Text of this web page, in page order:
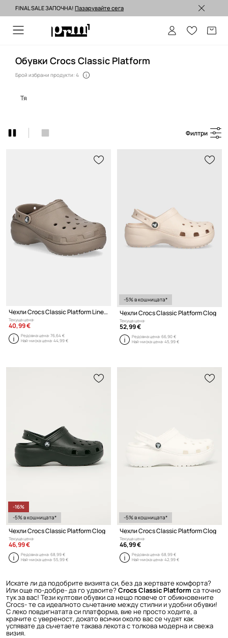
Изпращане до 24 часа >
FINAL SALE ЗАПОЧНА! Пазарувайте сега
Обувки Crocs Classic Platform
Брой избрани продукти: 4
тя
Филтри
Чехли Crocs Classic Platform Lined Clog
Текуща цена:
40,99 €
Редовна цена:76,64 €
Най-ниска цена:44,99 €
-5% в кошницата*
Чехли Crocs Classic Platform Clog
Текуща цена:
52,99 €
Редовна цена:66,90 €
Най-ниска цена:45,99 €
-16%
-5% в кошницата*
Чехли Crocs Classic Platform Clog
Текуща цена:
46,99 €
Редовна цена:68,99 €
Най-ниска цена:55,99 €
-5% в кошницата*
Чехли Crocs Classic Platform Clog
Текуща цена:
46,99 €
Редовна цена:68,99 €
Най-ниска цена:42,99 €
Искате ли да подобрите визията си, без да жертвате комфорта?
Или още по-добре- да го удвоите? Crocs Classic Platform са точно
тук за вас! Тези култови обувки са нещо повече от обикновените
Crocs- те са идеалното съчетание между стилни и удобни обувки!
С леко повдигнатата си платформа, вие не просто ходите, а
крачите с увереност, докато всички около вас се чудят как
успявате да съчетаете такава лекота с толкова модерна и свежа
визия.